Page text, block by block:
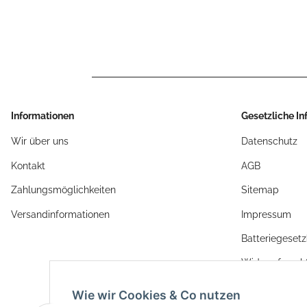
Informationen
Wir über uns
Kontakt
Zahlungsmöglichkeiten
Versandinformationen
Gesetzliche
Datenschutz
AGB
Sitemap
Impressum
Wie wir Cookies & Co nutzen